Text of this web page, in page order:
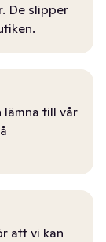
De slipper
lämna till vår
att vi kan